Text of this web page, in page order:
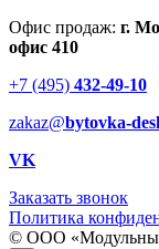
Офис продаж: г.
офис 410
+7 (495) 432-49-10
zakaz@bytovka-
VK
Заказать звонок
Политика
© ООО